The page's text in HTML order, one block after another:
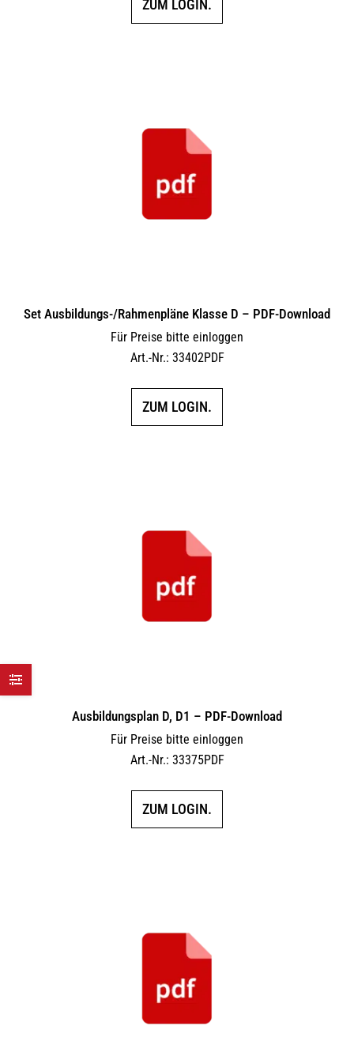
ZUM LOGIN.
Set Ausbildungs-/Rahmenpläne Klasse D – PDF-Download
Für Preise bitte einloggen
Art.-Nr.: 33402PDF
ZUM LOGIN.
Ausbildungsplan D, D1 – PDF-Download
Für Preise bitte einloggen
Art.-Nr.: 33375PDF
ZUM LOGIN.